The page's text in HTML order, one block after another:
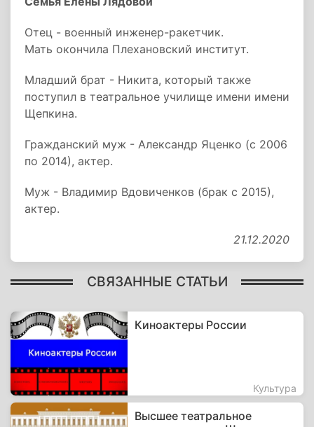
Отец - военный инженер-ракетчик.
Мать окончила Плехановский институт.
Младший брат - Никита, который также
поступил в театральное училище имени имени
Щепкина.
Гражданский муж - Александр Яценко (с 2006
по 2014), актер.
Муж - Владимир Вдовиченков (брак с 2015),
актер.
21.12.2020
СВЯЗАННЫЕ СТАТЬИ
Киноактеры России
Культура
Высшее театральное